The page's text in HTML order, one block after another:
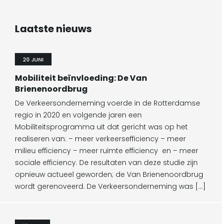
Laatste nieuws
20 JUNI
Mobiliteit beïnvloeding: De Van
Brienenoordbrug
De Verkeersonderneming voerde in de Rotterdamse
regio in 2020 en volgende jaren een
Mobiliteitsprogramma uit dat gericht was op het
realiseren van: – meer verkeersefficiency – meer
milieu efficiency – meer ruimte efficiency en – meer
sociale efficiency. De resultaten van deze studie zijn
opnieuw actueel geworden; de Van Brienenoordbrug
wordt gerenoveerd. De Verkeersonderneming was […]